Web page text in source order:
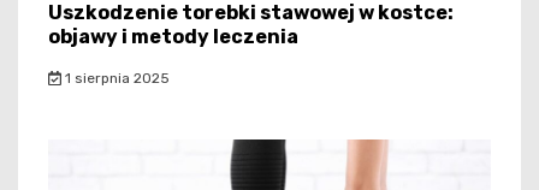
Uszkodzenie torebki stawowej w kostce:
objawy i metody leczenia
1 sierpnia 2025